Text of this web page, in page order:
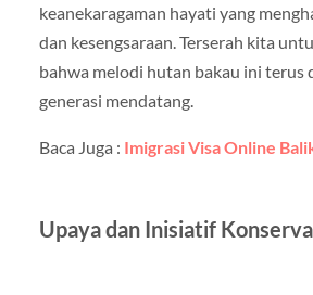
keanekaragaman hayati yang
dan kesengsaraan. Terserah kita
bahwa melodi hutan bakau ini terus
generasi mendatang.
Baca Juga : Imigrasi Visa Online
Upaya dan Inisiatif